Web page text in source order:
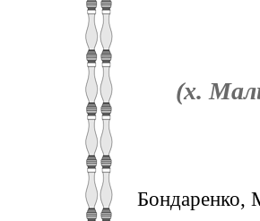
(х.
Бондаренко,